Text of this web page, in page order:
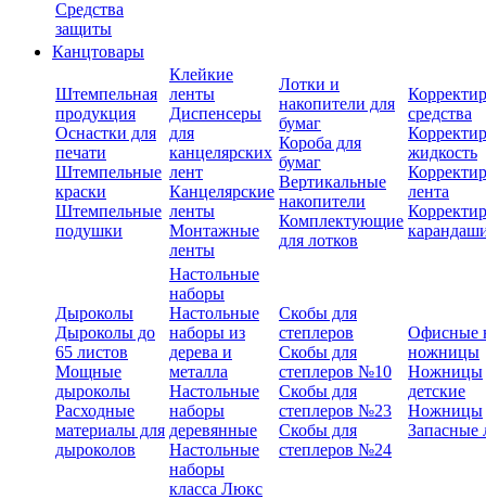
Средства
защиты
Канцтовары
Штемпельная
продукция
Оснастки для
печати
Штемпельные
краски
Штемпельные
подушки
Клейкие
ленты
Диспенсеры
для
канцелярских
лент
Канцелярские
ленты
Монтажные
ленты
Лотки и
накопители для
бумаг
Короба для
бумаг
Вертикальные
накопители
Комплектующие
для лотков
средства
жидкость
лента
Дыроколы
Дыроколы до
65 листов
Мощные
дыроколы
Расходные
материалы для
дыроколов
Настольные
наборы
Настольные
наборы из
дерева и
металла
Настольные
наборы
деревянные
Настольные
наборы
класса Люкс
Скобы для
степлеров
Скобы для
степлеров №10
Скобы для
степлеров №23
Скобы для
степлеров №24
Офисные
ножницы
Ножницы
детские
Ножницы
Запасные